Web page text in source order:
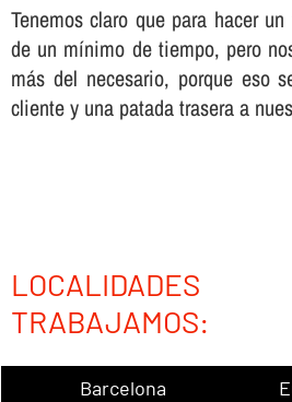
Tenemos claro que para hacer
de un mí­nimo de tiempo, pero
más del necesario, porque eso
cliente y una patada trasera a
TRABAJAMOS:
Barcelona